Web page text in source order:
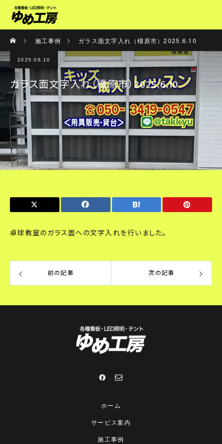
施工事例 ガラス面文字入れ（橿原市）2025.6.10
2025.06.10
ガラス面文字入れ（橿原市）2025.6.10
卓球教室のガラス面への文字入れを行いました。
前の記事 次の記事
ホーム
サービス案内
施工事例